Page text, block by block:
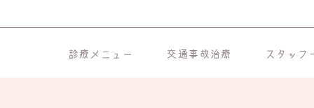
診療メニュー 交通事故治療 スタッフ